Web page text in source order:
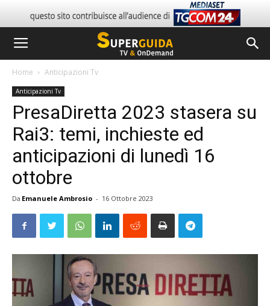
Home Anticipazioni Tv
Anticipazioni Tv
PresaDiretta 2023 stasera su
Rai3: temi, inchieste ed
anticipazioni di lunedì 16
ottobre
Da Emanuele Ambrosio - 16 Ottobre 2023